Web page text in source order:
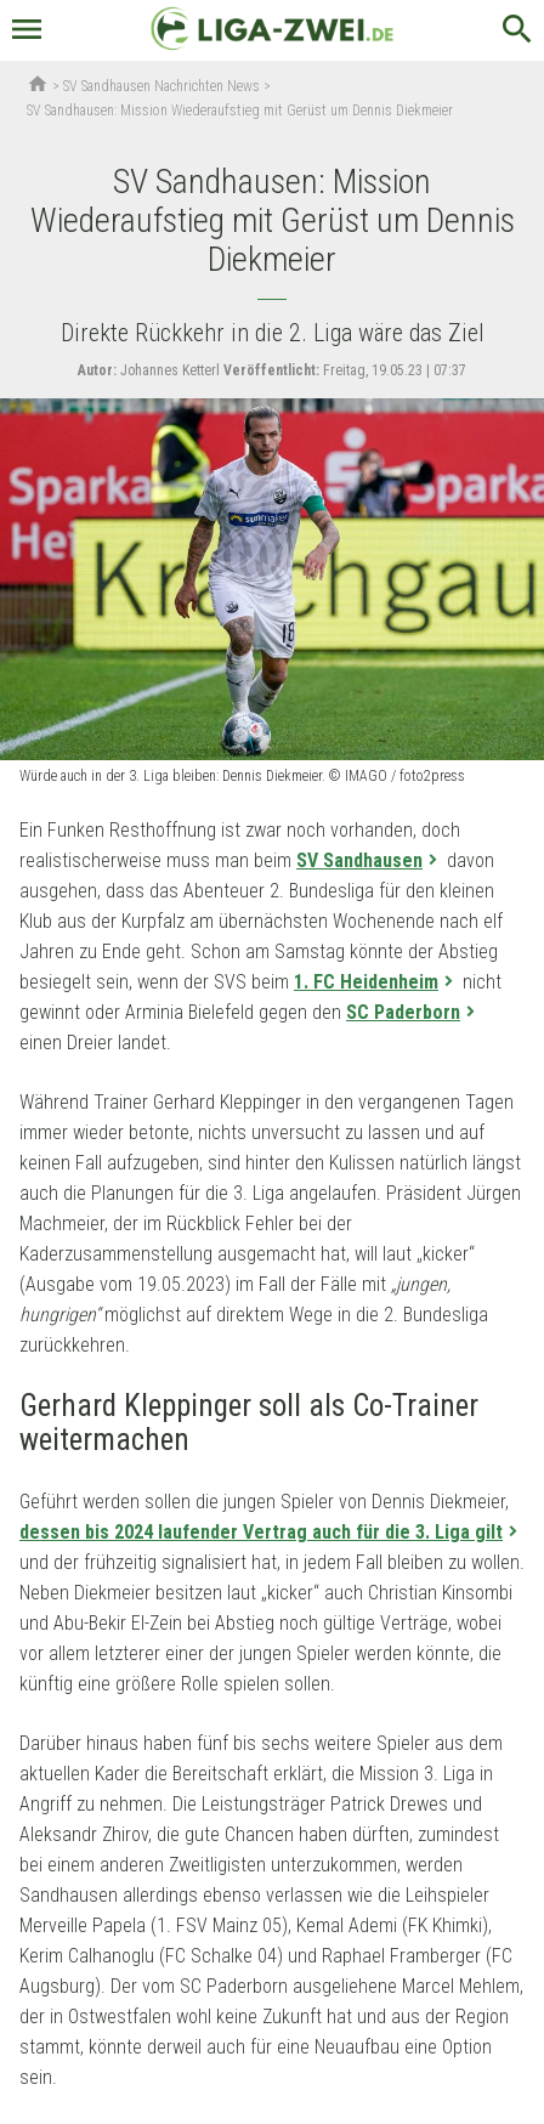
menu search
home >SV Sandhausen Nachrichten News >
SV Sandhausen: Mission Wiederaufstieg mit Gerüst um Dennis Diekmeier
SV Sandhausen: Mission
Wiederaufstieg mit Gerüst um Dennis
Diekmeier
Direkte Rückkehr in die 2. Liga wäre das Ziel
Autor: Johannes Ketterl Veröffentlicht: Freitag, 19.05.23 | 07:37
Würde auch in der 3. Liga bleiben: Dennis Diekmeier. © IMAGO / foto2press
Ein Funken Resthoffnung ist zwar noch vorhanden, doch
realistischerweise muss man beim SV Sandhausen
davon
ausgehen, dass das Abenteuer 2. Bundesliga für den kleinen
Klub aus der Kurpfalz am übernächsten Wochenende nach elf
Jahren zu Ende geht. Schon am Samstag könnte der Abstieg
besiegelt sein, wenn der SVS beim 1. FC Heidenheim
nicht
gewinnt oder Arminia Bielefeld gegen den SC Paderborn
einen Dreier landet.
Während Trainer Gerhard Kleppinger in den vergangenen Tagen
immer wieder betonte, nichts unversucht zu lassen und auf
keinen Fall aufzugeben, sind hinter den Kulissen natürlich längst
auch die Planungen für die 3. Liga angelaufen. Präsident Jürgen
Machmeier, der im Rückblick Fehler bei der
Kaderzusammenstellung ausgemacht hat, will laut „kicker“
(Ausgabe vom 19.05.2023) im Fall der Fälle mit „jungen,
hungrigen“möglichst auf direktem Wege in die 2. Bundesliga
zurückkehren.
Gerhard Kleppinger soll als Co-Trainer
weitermachen
Geführt werden sollen die jungen Spieler von Dennis Diekmeier,
dessen bis 2024 laufender Vertrag auch für die 3. Liga gilt
und der frühzeitig signalisiert hat, in jedem Fall bleiben zu wollen.
Neben Diekmeier besitzen laut „kicker“ auch Christian Kinsombi
und Abu-Bekir El-Zein bei Abstieg noch gültige Verträge, wobei
vor allem letzterer einer der jungen Spieler werden könnte, die
künftig eine größere Rolle spielen sollen.
Darüber hinaus haben fünf bis sechs weitere Spieler aus dem
aktuellen Kader die Bereitschaft erklärt, die Mission 3. Liga in
Angriff zu nehmen. Die Leistungsträger Patrick Drewes und
Aleksandr Zhirov, die gute Chancen haben dürften, zumindest
bei einem anderen Zweitligisten unterzukommen, werden
Sandhausen allerdings ebenso verlassen wie die Leihspieler
Merveille Papela (1. FSV Mainz 05), Kemal Ademi (FK Khimki),
Kerim Calhanoglu (FC Schalke 04) und Raphael Framberger (FC
Augsburg). Der vom SC Paderborn ausgeliehene Marcel Mehlem,
der in Ostwestfalen wohl keine Zukunft hat und aus der Region
stammt, könnte derweil auch für eine Neuaufbau eine Option
sein.